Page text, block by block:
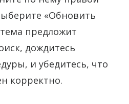
«Обновить
предложит
дождитесь
и убедитесь, что
корректно.